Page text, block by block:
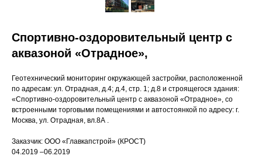
Спортивно-оздоровительный центр с
аквазоной «Отрадное»,
Геотехнический мониторинг окружающей застройки, расположенной
по адресам: ул. Отрадная, д.4; д.4, стр. 1; д.8 и строящегося здания:
«Спортивно-оздоровительный центр с аквазоной «Отрадное», со
встроенными торговыми помещениями и автостоянкой по адресу: г.
Москва, ул. Отрадная, вл.8А .
Заказчик: ООО «Главкапстрой» (КРОСТ)
04.2019 –06.2019